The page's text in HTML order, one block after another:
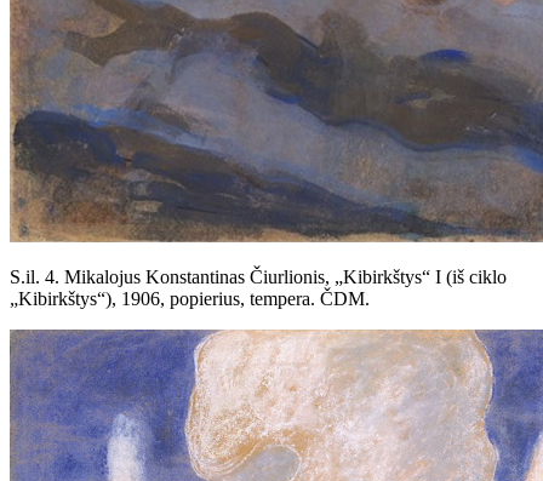
S.il. 4. Mikalojus Konstantinas Čiurlionis, „Kibirkštys“ I (iš ciklo
„Kibirkštys“), 1906, popierius, tempera. ČDM.